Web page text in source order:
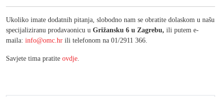
Ukoliko imate dodatnih pitanja, slobodno nam se obratite dolaskom u našu
specijaliziranu prodavaonicu u Grižansku 6 u Zagrebu, ili putem e-
maila: info@omc.hr ili telefonom na 01/2911 366.
Savjete tima pratite ovdje.